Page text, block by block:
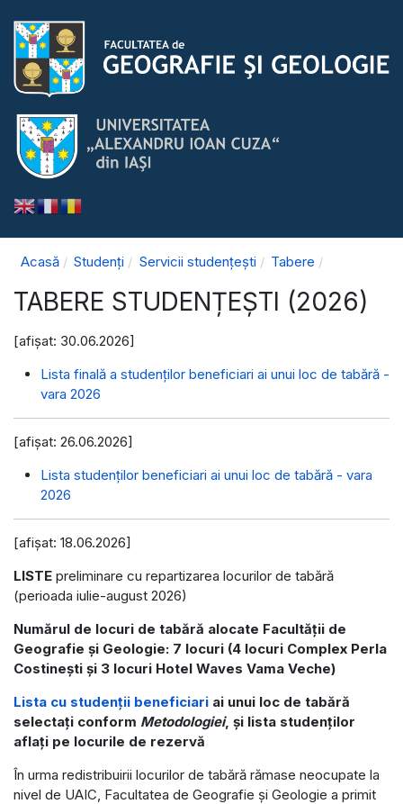
Acasă Studenți Servicii studențești Tabere
TABERE STUDENȚEȘTI (2026)
[afișat: 30.06.2026]
Lista finală a studenţilor beneficiari ai unui loc de tabără -
vara 2026
[afișat: 26.06.2026]
Lista studenţilor beneficiari ai unui loc de tabără - vara
2026
[afișat: 18.06.2026]
LISTE preliminare cu repartizarea locurilor de tabără
(perioada iulie-august 2026)
Numărul de locuri de tabără alocate Facultății de
Geografie și Geologie: 7 locuri (4 locuri Complex Perla
Costinești și 3 locuri Hotel Waves Vama Veche)
Lista cu studenții beneficiari ai unui loc de tabără
selectați conform Metodologiei, și lista studenților
aflați pe locurile de rezervă
În urma redistribuirii locurilor de tabără rămase neocupate la
nivel de UAIC, Facultatea de Geografie și Geologie a primit